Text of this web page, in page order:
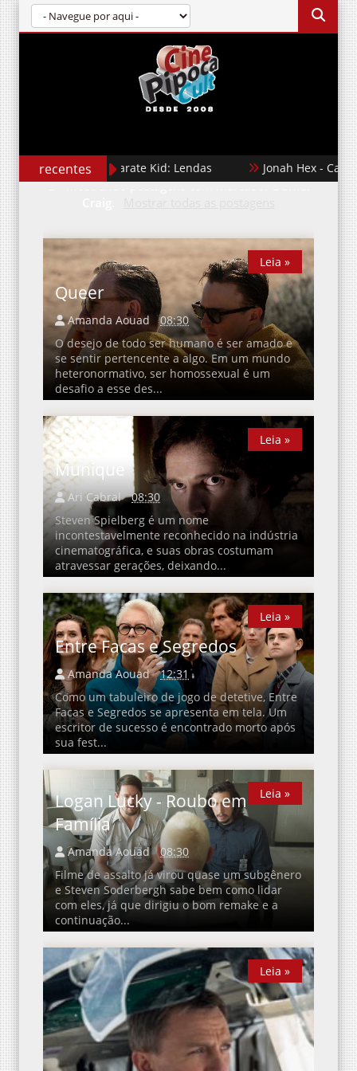
recentes
Karate Kid: Lendas Jonah Hex - Caçador de
Mostrando postagens com marcadorDaniel
Queer
Amanda Aouad
08:30
O desejo de todo ser humano é ser amado e
se sentir pertencente a algo. Em um mundo
heteronormativo, ser homossexual é um
desafio a esse des...
Leia »
Leia »
Munique
Ari Cabral
08:30
Steven Spielberg é um nome
incontestavelmente reconhecido na indústria
cinematográfica, e suas obras costumam
atravessar gerações, deixando...
Leia »
Leia »
Entre Facas e Segredos
Amanda Aouad
12:31
Como um tabuleiro de jogo de detetive, Entre
Facas e Segredos se apresenta em tela. Um
escritor de sucesso é encontrado morto após
sua fest...
Leia »
Leia »
Logan Lucky - Roubo em
Família
Amanda Aouad
08:30
Filme de assalto já virou quase um subgênero
e Steven Soderbergh sabe bem como lidar
com eles, já que dirigiu o bom remake e a
continuação...
Leia »
Leia »
Leia »
Leia »